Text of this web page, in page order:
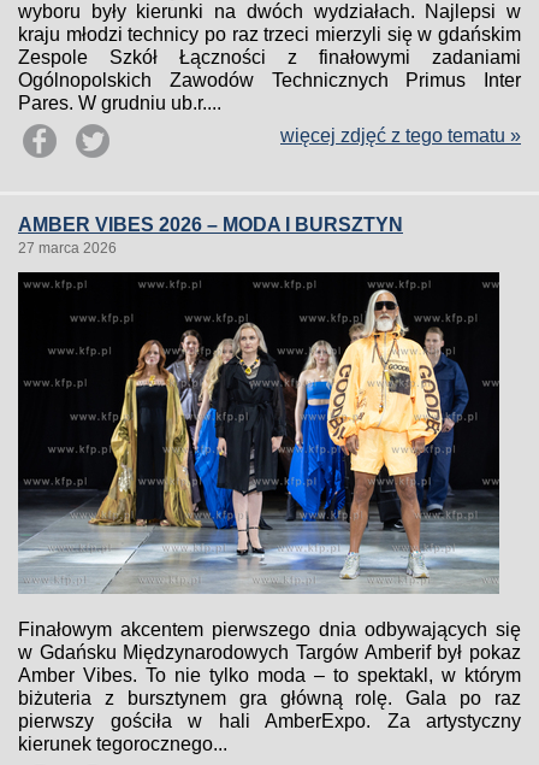
wyboru były kierunki na dwóch wydziałach. Najlepsi w
kraju młodzi technicy po raz trzeci mierzyli się w gdańskim
Zespole Szkół Łączności z finałowymi zadaniami
Ogólnopolskich Zawodów Technicznych Primus Inter
Pares. W grudniu ub.r....
więcej zdjęć z tego tematu »
AMBER VIBES 2026 – MODA I BURSZTYN
27 marca 2026
Finałowym akcentem pierwszego dnia odbywających się
w Gdańsku Międzynarodowych Targów Amberif był pokaz
Amber Vibes. To nie tylko moda – to spektakl, w którym
biżuteria z bursztynem gra główną rolę. Gala po raz
pierwszy gościła w hali AmberExpo. Za artystyczny
kierunek tegorocznego...